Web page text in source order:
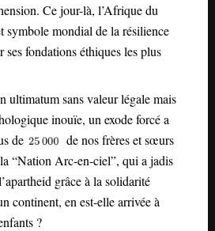
Ce jour-là, l’Afrique du
symbole mondial de la résilience
ses fondations éthiques les plus
ultimatum sans valeur légale mais
inouïe, un exode forcé a
de
de nos frères et sœurs
“Nation Arc-en-ciel”, qui a jadis
grâce à la solidarité
continent, en est-elle arrivée à
?